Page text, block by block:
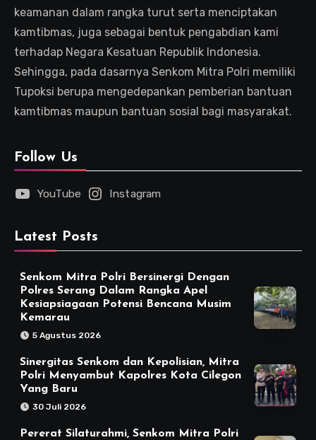
keamanan dalam rangka turut serta menciptakan
kamtibmas, juga sebagai bentuk pengabdian kami
terhadap Negara Kesatuan Republik Indonesia.
Sehingga, pada dasarnya Senkom Mitra Polri memiliki
Tupoksi berupa mengedepankan pemberian bantuan
kamtibmas maupun bantuan sosial bagi masyarakat.
Follow Us
YouTube Instagram
Latest Posts
Senkom Mitra Polri Bersinergi Dengan
Polres Serang Dalam Rangka Apel
Kesiapsiagaan Potensi Bencana Musim
Kemarau
5 Agustus 2026
Sinergitas Senkom dan Kepolisian, Mitra
Polri Menyambut Kapolres Kota Cilegon
Yang Baru
30 Juli 2026
Pererat Silaturahmi, Senkom Mitra Polri